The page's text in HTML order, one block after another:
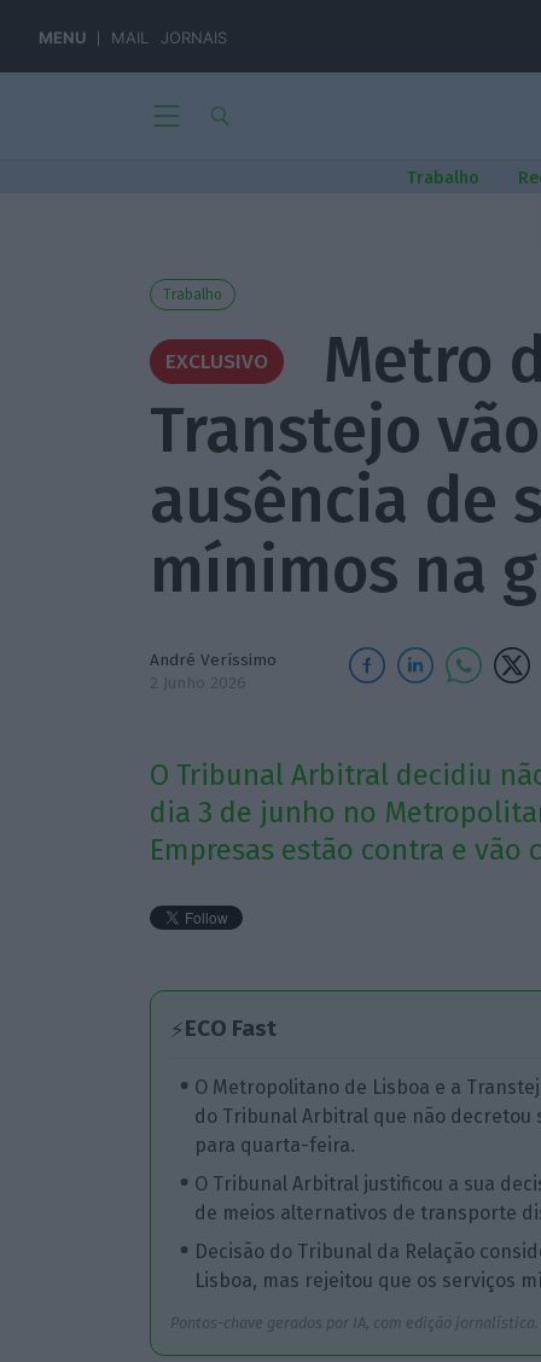
MENU MAIL JORNAIS
Trabalho
Trabalho
EXCLUSIVO
Metro
Transtejo
ausência de
mínimos na
André Veríssimo
2 Junho 2026
O Tribunal Arbitral decidiu
dia 3 de junho no
Empresas estão contra e vão
⚡ECO Fast
O Metropolitano de Lisboa e a
do Tribunal Arbitral que não decretou
para quarta-feira.
O Tribunal Arbitral justificou a sua
de meios alternativos de transporte
Decisão do Tribunal da Relação
Lisboa, mas rejeitou que os serviços
Pontos-chave gerados por IA, com edição jornalística.